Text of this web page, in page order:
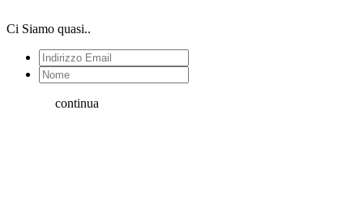
Ci Siamo quasi..
continua